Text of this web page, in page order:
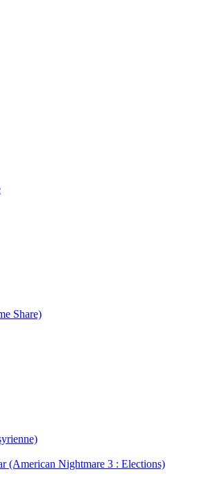
Share)
(American Nightmare 3 : Elections)